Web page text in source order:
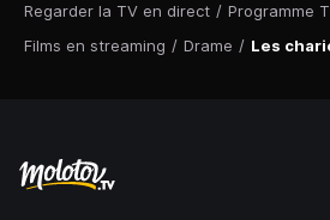
Regarder la TV en direct / Programme
Films en streaming / Drame / Les